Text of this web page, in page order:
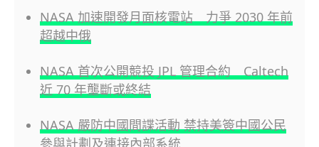
NASA 加速開發月面核電站 力爭 2030 年前
超越中俄
NASA 首次公開競投 JPL 管理合約 Caltech
近 70 年壟斷或終結
NASA 嚴防中國間諜活動 禁持美簽中國公民
參與計劃及連接內部系統